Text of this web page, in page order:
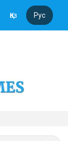
Қаз Рус